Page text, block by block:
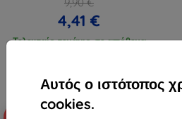
Αυτός ο ιστότοπος
cookies.
4,41 €
Τελευταίο τεμάχιο σε απόθεμα